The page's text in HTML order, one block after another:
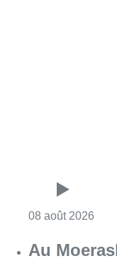
08 août 2026
Au